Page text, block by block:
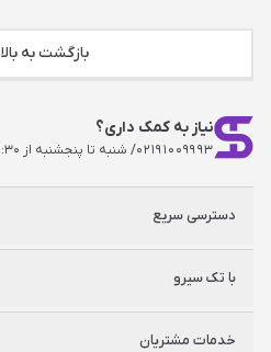
نیاز به کمک داری؟
۰۲۱۹۱۰۰۹۹۹۳/ شنبه تا پنجشنبه از ۱۰:۳۰ تا ۱۹:۳۰
بازگشت به بالا
دسترسی سریع
ایکس‌باکس
شگفت سیرو
با تک سیرو
راه‌های ارتباطی
خدمات مشتریان